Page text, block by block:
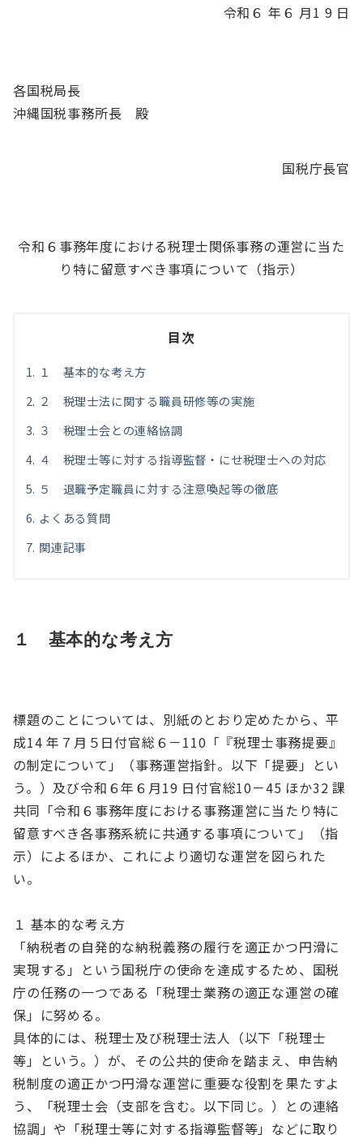
令和６ 年６ 月1 9 日
各国税局長
沖縄国税事務所長 殿
国税庁長官
令和６事務年度における税理士関係事務の運営に当た
り特に留意すべき事項について（指示）
目次
１ 基本的な考え方
２ 税理士法に関する職員研修等の実施
３ 税理士会との連絡協調
４ 税理士等に対する指導監督・にせ税理士への対応
５ 退職予定職員に対する注意喚起等の徹底
よくある質問
関連記事
１ 基本的な考え方
標題のことについては、別紙のとおり定めたから、平
成14 年７月５日付官総６－110「『税理士事務提要』
の制定について」（事務運営指針。以下「提要」とい
う。）及び令和６年６月19 日付官総10－45 ほか32 課
共同「令和６事務年度における事務運営に当たり特に
留意すべき各事務系統に共通する事項について」（指
示）によるほか、これにより適切な運営を図られた
い。
１ 基本的な考え方
「納税者の自発的な納税義務の履行を適正かつ円滑に
実現する」という国税庁の使命を達成するため、国税
庁の任務の一つである「税理士業務の適正な運営の確
保」に努める。
具体的には、税理士及び税理士法人（以下「税理士
等」という。）が、その公共的使命を踏まえ、申告納
税制度の適正かつ円滑な運営に重要な役割を果たすよ
う、「税理士会（支部を含む。以下同じ。）との連絡
協調」や「税理士等に対する指導監督等」などに取り